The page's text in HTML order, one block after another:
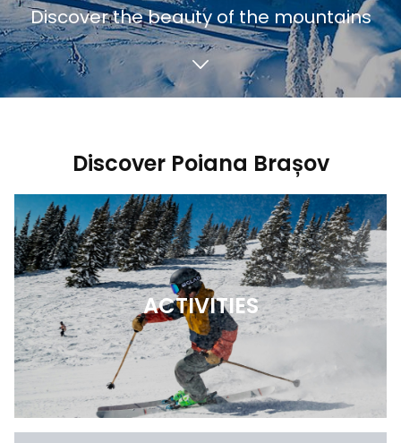
Discover the beauty of the mountains
Discover Poiana Brașov
ACTIVITIES